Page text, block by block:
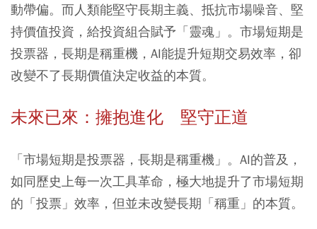
動帶偏。而人類能堅守長期主義、抵抗市場噪音、堅
持價值投資，給投資組合賦予「靈魂」。市場短期是
投票器，長期是稱重機，AI能提升短期交易效率，卻
改變不了長期價值決定收益的本質。
未來已來：擁抱進化 堅守正道
「市場短期是投票器，長期是稱重機」。AI的普及，
如同歷史上每一次工具革命，極大地提升了市場短期
的「投票」效率，但並未改變長期「稱重」的本質。